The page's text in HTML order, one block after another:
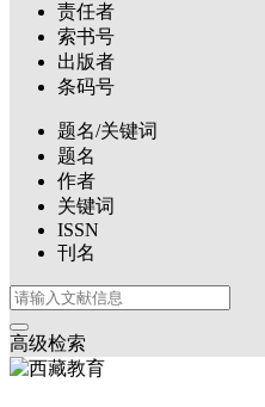
责任者
索书号
出版者
条码号
题名/关键词
题名
作者
关键词
ISSN
刊名
高级检索